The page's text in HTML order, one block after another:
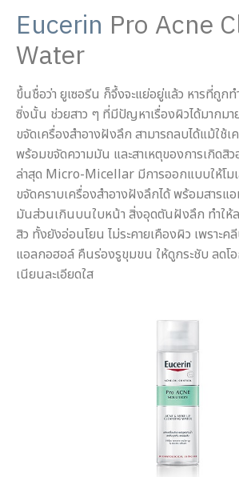
Eucerin Pro Acne
Water
ขึ้นชื่อว่า ยูเซอรีน ก็จึ้งจะแย่อยู่แล้ว หารที่ถูก
ซิ่งนั้น ช่วยสาว ๆ ที่มีปัญหาเรื่องผิวได้มากมาย
ขจัดเครื่องสำอางฝังลึก สามารถลบได้แม้ใช้
พร้อมขจัดความมัน และสาเหตุของการเกิดสิ
ล่าสุด Micro-Micellar มีการออกแบบให้โม
ขจัดคราบเครื่องสำอางฝังลึกได้ พร้อมสารแ
มันส่วนเกินบนใบหน้า สิ่งอุดตันฝังลึก ทำให้ล
สิว ทั้งยังอ่อนโยน ไม่ระคายเคืองผิว เพราะค
แอลกอฮอล์ คืนร่องรูขุมขน ให้ดูกระชับ ลดโอ
เนียนละเอียดใส